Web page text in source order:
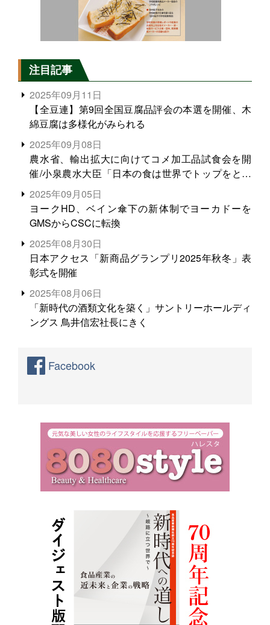
注目記事
2025年09月11日
【全豆連】第9回全国豆腐品評会の本選を開催、木
綿豆腐は多様化がみられる
2025年09月08日
農水省、輸出拡大に向けてコメ加工品試食会を開
催/小泉農水大臣「日本の食は世界でトップをとれ
る。米増産に向けて、米輸出需要の拡大を」
2025年09月05日
ヨークHD、ベイン傘下の新体制でヨーカドーを
GMSからCSCに転換
2025年08月30日
日本アクセス「新商品グランプリ2025年秋冬」表
彰式を開催
2025年08月06日
「新時代の酒類文化を築く」サントリーホールディ
ングス 鳥井信宏社長にきく
Facebook